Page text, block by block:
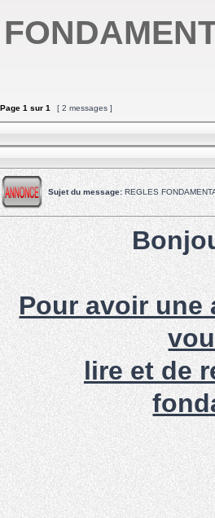
Page 1 sur 1 [ 2 messages ]
Sujet du message: REGLES
Pour avoir une
lire et de